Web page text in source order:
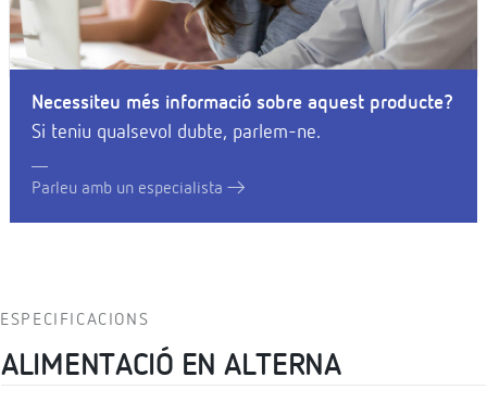
Necessiteu més informació sobre aquest producte?
Si teniu qualsevol dubte, parlem-ne.
Parleu amb un especialista
ESPECIFICACIONS
ALIMENTACIÓ EN ALTERNA